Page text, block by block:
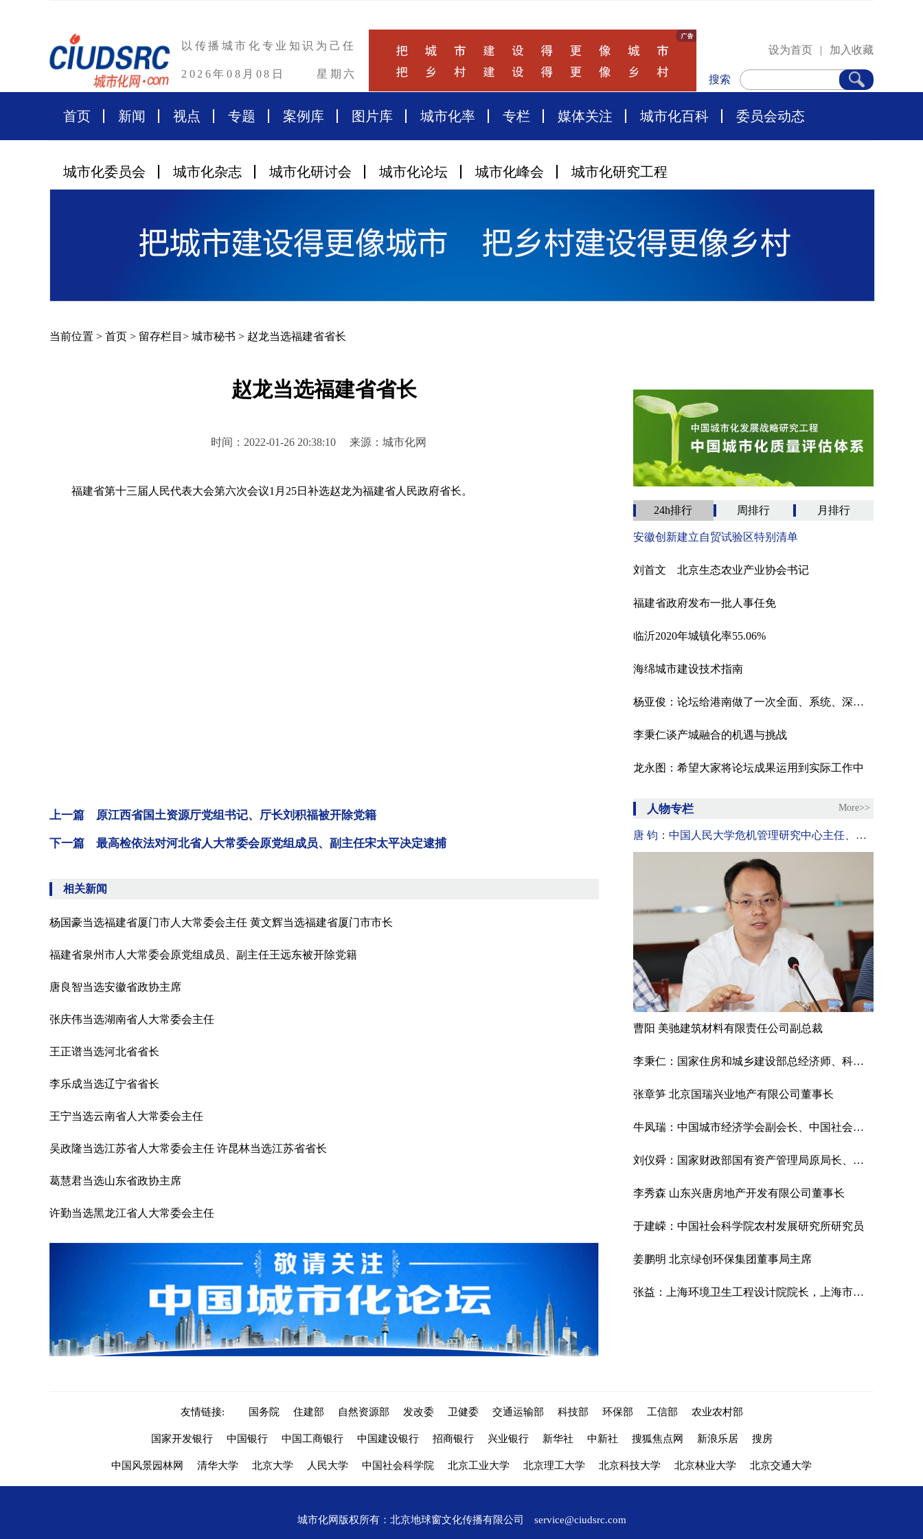
以传播城市化专业知识为己任
2026年08月08日 星期六
设为首页 | 加入收藏
搜索
首页 新闻 视点 专题 案例库 图片库 城市化率 专栏 媒体关注 城市化百科 委员会动态
城市化委员会 城市化杂志 城市化研讨会 城市化论坛 城市化峰会 城市化研究工程
当前位置 > 首页 > 留存栏目 > 城市秘书 > 赵龙当选福建省省长
赵龙当选福建省省长
时间：2022-01-26 20:38:10 来源：城市化网
福建省第十三届人民代表大会第六次会议1月25日补选赵龙为福建省人民政府省长。
上一篇 原江西省国土资源厅党组书记、厅长刘积福被开除党籍
下一篇 最高检依法对河北省人大常委会原党组成员、副主任宋太平决定逮捕
相关新闻
杨国豪当选福建省厦门市人大常委会主任 黄文辉当选福建省厦门市市长
福建省泉州市人大常委会原党组成员、副主任王远东被开除党籍
唐良智当选安徽省政协主席
张庆伟当选湖南省人大常委会主任
王正谱当选河北省省长
李乐成当选辽宁省省长
王宁当选云南省人大常委会主任
吴政隆当选江苏省人大常委会主任 许昆林当选江苏省省长
葛慧君当选山东省政协主席
许勤当选黑龙江省人大常委会主任
24h排行 周排行 月排行
安徽创新建立自贸试验区特别清单
刘首文 北京生态农业产业协会书记
福建省政府发布一批人事任免
临沂2020年城镇化率55.06%
海绵城市建设技术指南
杨亚俊：论坛给港南做了一次全面、系统、深度的体检
李秉仁谈产城融合的机遇与挑战
龙永图：希望大家将论坛成果运用到实际工作中
人物专栏 More>>
唐 钧：中国人民大学危机管理研究中心主任、政府管理与改革研究中心副主任
曹阳 美驰建筑材料有限责任公司副总裁
李秉仁：国家住房和城乡建设部总经济师、科学技术委员会常务副主任
张章笋 北京国瑞兴业地产有限公司董事长
牛凤瑞：中国城市经济学会副会长、中国社会科学院城市发展与环境研究所研究员
刘仪舜：国家财政部国有资产管理局原局长、中资投资管理有限公司董事长
李秀森 山东兴唐房地产开发有限公司董事长
于建嵘：中国社会科学院农村发展研究所研究员
姜鹏明 北京绿创环保集团董事局主席
张益：上海环境卫生工程设计院院长，上海市环境工程设计科学研究院有限公司总经理，住建部科学技术委员会委员，住建部市容环境卫生标准化技术委员会主任，上海污染场地修复工程技术研究中心主任。
友情链接: 国务院 住建部 自然资源部 发改委 卫健委 交通运输部 科技部 环保部 工信部 农业农村部
国家开发银行 中国银行 中国工商银行 中国建设银行 招商银行 兴业银行 新华社 中新社 搜狐焦点网 新浪乐居 搜房
中国风景园林网 清华大学 北京大学 人民大学 中国社会科学院 北京工业大学 北京理工大学 北京科技大学 北京林业大学 北京交通大学
城市化网版权所有：北京地球窗文化传播有限公司 service@ciudsrc.com